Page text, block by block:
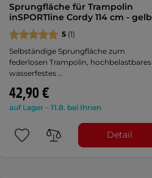
Sprungfläche für Trampolin
inSPORTline Cordy 114 cm - gelb
5 (1)
Selbständige Sprungfläche zum
federlosen Trampolin, hochbelastbares
wasserfestes …
42,90 €
auf Lager – 11.8. bei Ihnen
Detail